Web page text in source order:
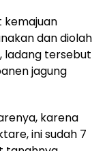
kemajuan
dan diolah
ladang tersebut
jagung
karena
ini sudah 7